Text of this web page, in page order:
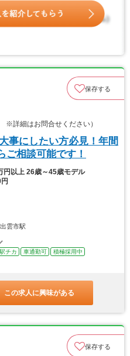
保存する
詳細はお問合せください）
事にしたい方必見！年間
ご相談可能です！
円以上 26歳～45歳モデル
雲市駅
駅チカ 車通勤可
積極採用中
この求人に興味がある
保存する